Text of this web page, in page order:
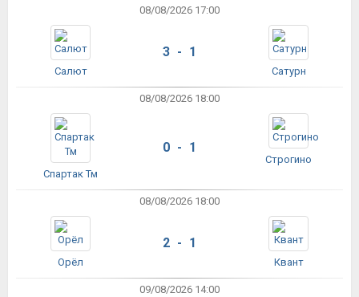
08/08/2026 17:00
Салют
3 - 1
Сатурн
08/08/2026 18:00
Спартак Тм
0 - 1
Строгино
08/08/2026 18:00
Орёл
2 - 1
Квант
09/08/2026 14:00